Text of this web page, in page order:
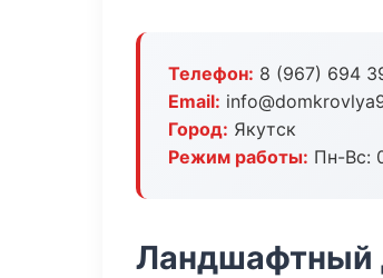
Телефон: 8 (967) 694
Email:
Город: Якутск
Режим работы: Пн-Вс:
Ландшафтный